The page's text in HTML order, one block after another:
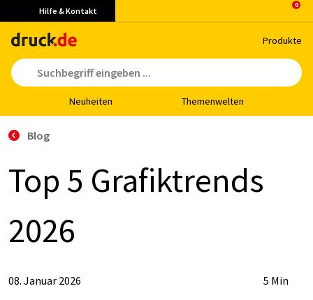
Hilfe & Kontakt
Pro­duk­te
Neu­hei­ten The­men­wel­ten
Blog
Top 5 Gra­fik­t­rends
2026
08. Januar 2026 5 Min